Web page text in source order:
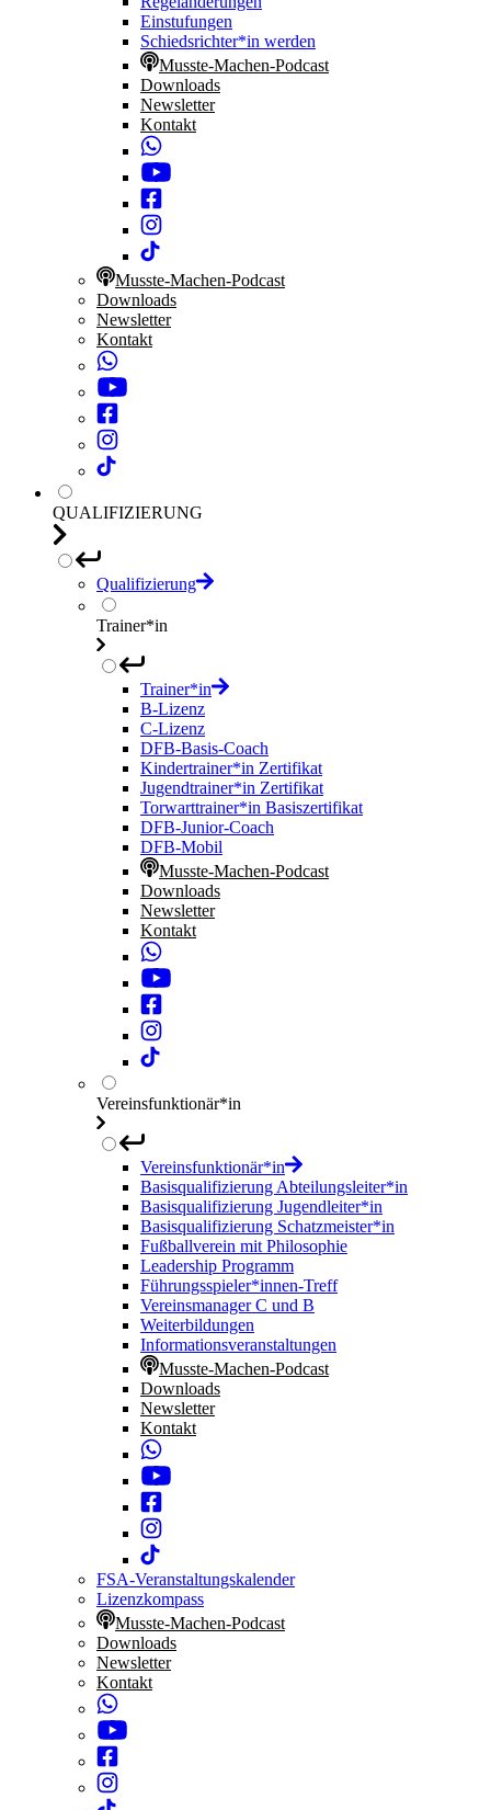
Einstufungen
Schiedsrichter*in werden
Musste-Machen-Podcast
Downloads
Newsletter
Kontakt
Musste-Machen-Podcast
Downloads
Newsletter
Kontakt
QUALIFIZIERUNG
Qualifizierung
Trainer*in
Trainer*in
B-Lizenz
C-Lizenz
DFB-Basis-Coach
Kindertrainer*in Zertifikat
Jugendtrainer*in Zertifikat
Torwarttrainer*in Basiszertifikat
DFB-Junior-Coach
DFB-Mobil
Musste-Machen-Podcast
Downloads
Newsletter
Kontakt
Vereinsfunktionär*in
Vereinsfunktionär*in
Basisqualifizierung Abteilungsleiter*in
Basisqualifizierung Jugendleiter*in
Basisqualifizierung Schatzmeister*in
Fußballverein mit Philosophie
Leadership Programm
Führungsspieler*innen-Treff
Vereinsmanager C und B
Weiterbildungen
Informationsveranstaltungen
Musste-Machen-Podcast
Downloads
Newsletter
Kontakt
FSA-Veranstaltungskalender
Lizenzkompass
Musste-Machen-Podcast
Downloads
Newsletter
Kontakt